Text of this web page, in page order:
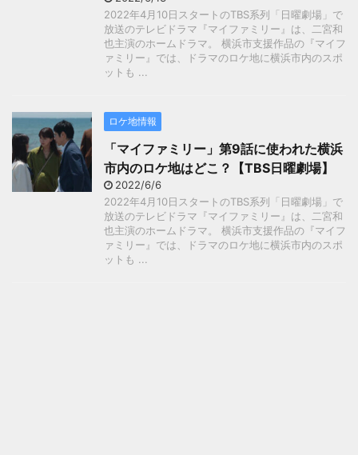
2022年4月10日スタートのTBS系列「日曜劇場」で
放送のテレビドラマ『マイファミリー』は、二宮和
也主演のホームドラマ。 横浜市支援作品の『マイフ
ァミリー』では、ドラマのロケ地に横浜市内のスポ
ットも ...
ロケ地情報
「マイファミリー」第9話に使われた横浜
市内のロケ地はどこ？【TBS日曜劇場】
2022/6/6
2022年4月10日スタートのTBS系列「日曜劇場」で
放送のテレビドラマ『マイファミリー』は、二宮和
也主演のホームドラマ。 横浜市支援作品の『マイフ
ァミリー』では、ドラマのロケ地に横浜市内のスポ
ットも ...